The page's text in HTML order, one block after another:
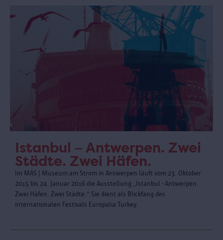
Istanbul – Antwerpen. Zwei
Städte. Zwei Häfen.
Im MAS | Museum am Strom in Antwerpen läuft vom 23. Oktober
2015 bis 24. Januar 2016 die Ausstellung „Istanbul - Antwerpen.
Zwei Häfen. Zwei Städte.“ Sie dient als Blickfang des
internationalen Festivals Europalia Turkey.